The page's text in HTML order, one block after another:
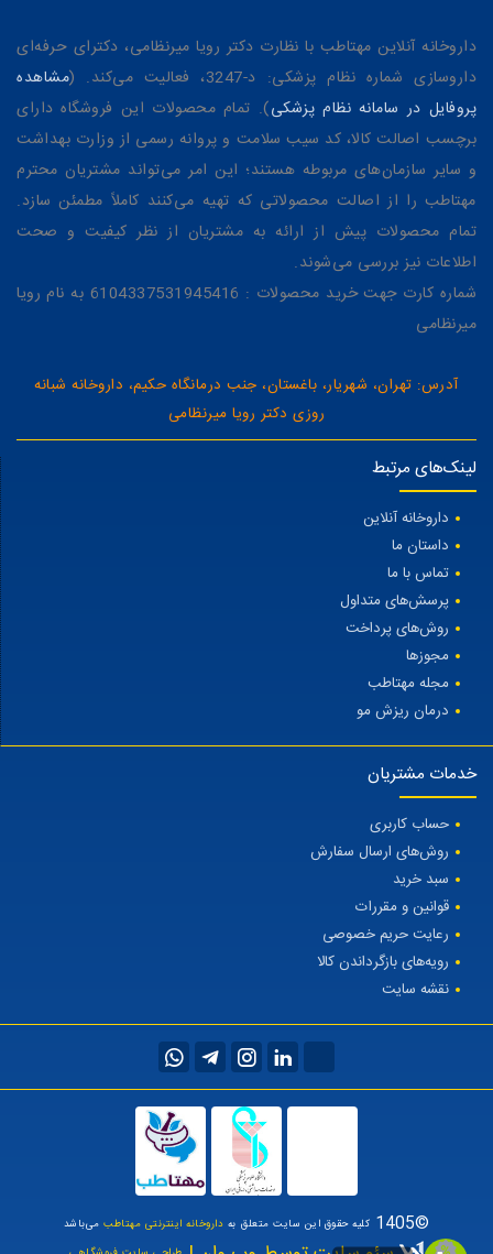
داروخانه آنلاین مهتاطب با نظارت دکتر رویا میرنظامی، دکترای حرفه‌ای
داروسازی شماره نظام پزشکی: د-3247، فعالیت می‌کند. (
مشاهده
پروفایل در سامانه نظام پزشکی). تمام محصولات این فروشگاه دارای
برچسب اصالت کالا، کد سیب سلامت و پروانه رسمی از وزارت بهداشت
و سایر سازمان‌های مربوطه هستند؛ این امر می‌تواند مشتریان محترم
مهتاطب را از اصالت محصولاتی که تهیه می‌کنند کاملاً مطمئن سازد.
تمام محصولات پیش از ارائه به مشتریان از نظر کیفیت و صحت
اطلاعات نیز بررسی می‌شوند.
شماره کارت جهت خرید محصولات : 6104337531945416 به نام رویا
میرنظامی
آدرس: تهران، شهریار، باغستان، جنب درمانگاه حکیم، داروخانه شبانه
روزی دکتر رویا میرنظامی
لینک‌های مرتبط
داروخانه آنلاین
داستان ما
تماس با ما
پرسش‌های متداول
روش‌های پرداخت
مجوزها
مجله مهتاطب
درمان ریزش مو
خدمات مشتریان
حساب کاربری
روش‌های ارسال سفارش
سبد خرید
قوانین و مقررات
رعایت حریم خصوصی
رویه‌های بازگرداندن کالا
نقشه سایت
©1405 کلیه حقوق این سایت متعلق به داروخانه اینترنتی مهتاطبمی‌باشد